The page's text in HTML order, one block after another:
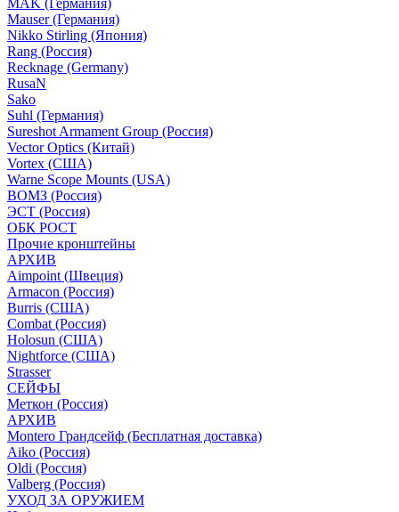
MAK (Германия)
Mauser (Германия)
Nikko Stirling (Япония)
Rang (Россия)
Recknage (Germany)
RusaN
Sako
Suhl (Германия)
Sureshot Armament Group (Россия)
Vector Optics (Китай)
Vortex (США)
Warne Scope Mounts (USA)
ВОМЗ (Россия)
ЭСТ (Россия)
ОБК РОСТ
Прочие кронштейны
АРХИВ
Aimpoint (Швеция)
Armacon (Россия)
Burris (США)
Combat (Россия)
Holosun (США)
Nightforce (США)
Strasser
СЕЙФЫ
Меткон (Россия)
АРХИВ
Montero Грандсейф (Бесплатная доставка)
Aiko (Россия)
Oldi (Россия)
Valberg (Россия)
УХОД ЗА ОРУЖИЕМ